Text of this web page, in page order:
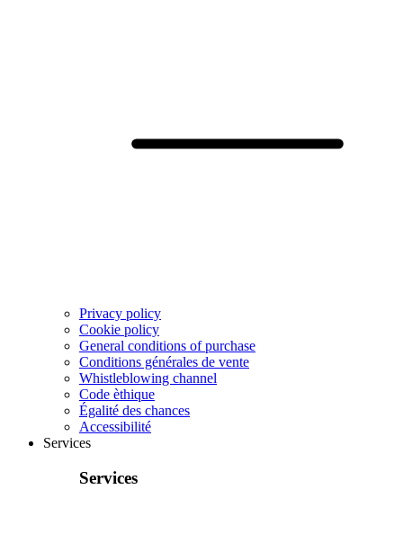
Privacy policy
Cookie policy
General conditions of purchase
Conditions générales de vente
Whistleblowing channel
Code èthique
Égalité des chances
Accessibilité
Services
Services